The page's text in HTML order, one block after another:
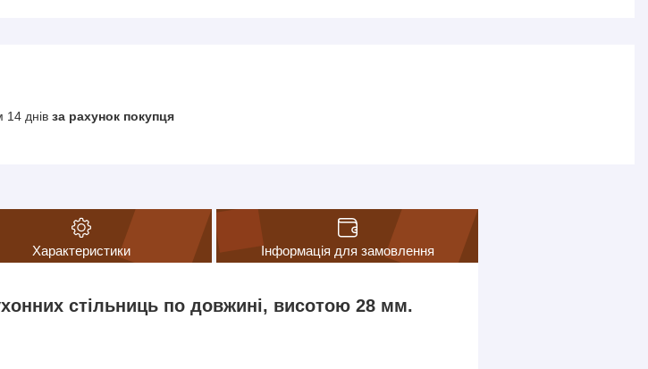
14 днів за рахунок покупця
Характеристики Інформація для замовлення
стільниць по довжині, висотою 28 мм.